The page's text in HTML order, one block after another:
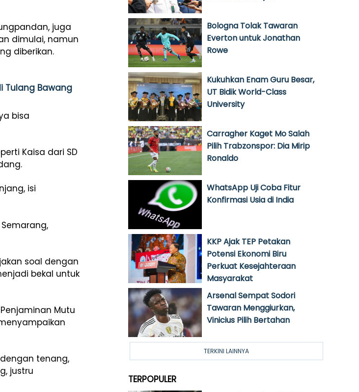
juga
dimulai, namun
diberikan.
Tulang Bawang
bisa
Kaisa dari SD
isi
soal dengan
bekal untuk
Mutu
tenang,
justru
Bologna Tolak Tawaran
Everton untuk Jonathan
Rowe
Kukuhkan Enam Guru Besar,
UT Bidik World-Class
University
Carragher Kaget Mo Salah
Pilih Trabzonspor: Dia Mirip
Ronaldo
WhatsApp Uji Coba Fitur
Konfirmasi Usia di India
KKP Ajak TEP Petakan
Potensi Ekonomi Biru
Perkuat Kesejahteraan
Masyarakat
Arsenal Sempat Sodori
Tawaran Menggiurkan,
Vinicius Pilih Bertahan
TERKINI LAINNYA
TERPOPULER